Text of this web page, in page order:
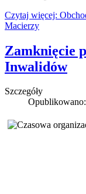
Czytaj więcej:
Macierzy
Zamknięcie
Inwalidów
Szczegóły